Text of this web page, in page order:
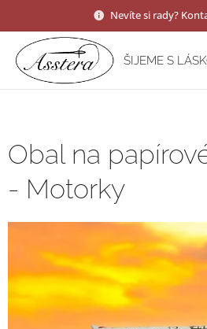
Nevíte si rady?
ŠIJEME S
Obal na
- Motorky